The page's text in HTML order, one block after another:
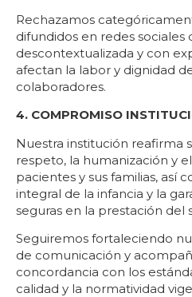
Rechazamos
difundidos en redes sociales
descontextualizada y con
afectan la labor y dignidad
colaboradores.
4. COMPROMISO
Nuestra institución reafirma
respeto, la humanización y
pacientes y sus familias, así
integral de la infancia y la
seguras en la prestación del
Seguiremos fortaleciendo
de comunicación y
concordancia con los
calidad y la normatividad